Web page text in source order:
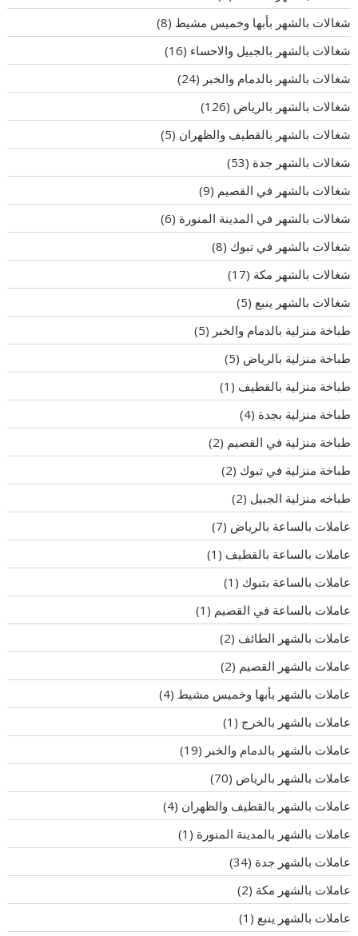
شغالات بالشهر بأبها وخميس مشيط (8)
شغالات بالشهر بالجبيل والاحساء (16)
شغالات بالشهر بالدمام والخبر (24)
شغالات بالشهر بالرياض (126)
شغالات بالشهر بالقطيف والظهران (5)
شغالات بالشهر جدة (53)
شغالات بالشهر في القصيم (9)
شغالات بالشهر في المدينة المنورة (6)
شغالات بالشهر في تبوك (8)
شغالات بالشهر مكة (17)
شغالات بالشهر ينبع (5)
طباخة منزلية بالدمام والخبر (5)
طباخة منزلية بالرياض (5)
طباخة منزلية بالقطيف (1)
طباخة منزلية بجدة (4)
طباخة منزلية في القصيم (2)
طباخة منزلية في تبوك (2)
طباخه منزلية الجبيل (2)
عاملات بالساعة بالرياض (7)
عاملات بالساعة بالقطيف (1)
عاملات بالساعة بتبوك (1)
عاملات بالساعة في القصيم (1)
عاملات بالشهر الطائف (2)
عاملات بالشهر القصيم (2)
عاملات بالشهر بأبها وخميس مشيط (4)
عاملات بالشهر بالخرج (1)
عاملات بالشهر بالدمام والخبر (19)
عاملات بالشهر بالرياض (70)
عاملات بالشهر بالقطيف والظهران (4)
عاملات بالشهر بالمدينة المنورة (1)
عاملات بالشهر جدة (34)
عاملات بالشهر مكة (2)
عاملات بالشهر ينبع (1)